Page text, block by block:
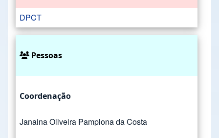
DPCT
Pessoas
Coordenação
Janaina Oliveira Pamplona da Costa